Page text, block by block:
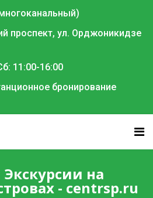
проспект, ул. Орджоникидзе
11:00-16:00
бронирование
на
- centrsp.ru